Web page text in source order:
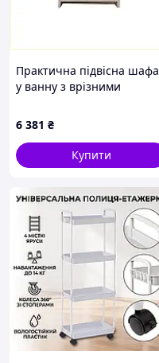
Практична підвісна шафа
у ванну з врізними
6 381 ₴
Купити